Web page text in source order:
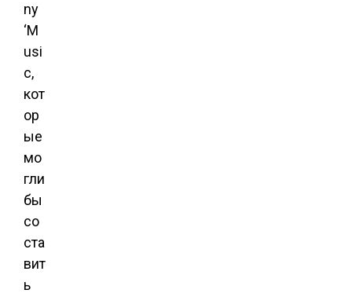
ny
‘M
usi
c,
кот
ор
ые
мо
гли
бы
со
ста
вит
ь